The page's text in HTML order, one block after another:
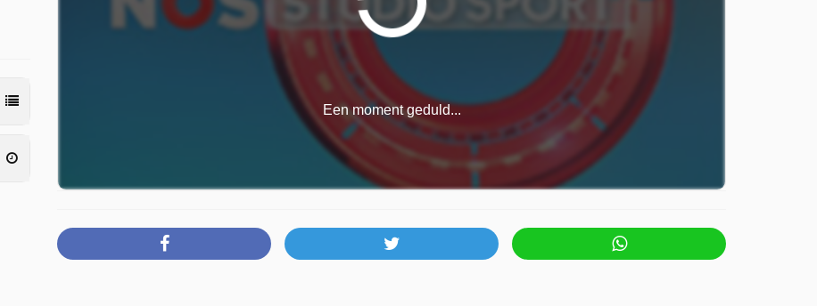
Een moment geduld...